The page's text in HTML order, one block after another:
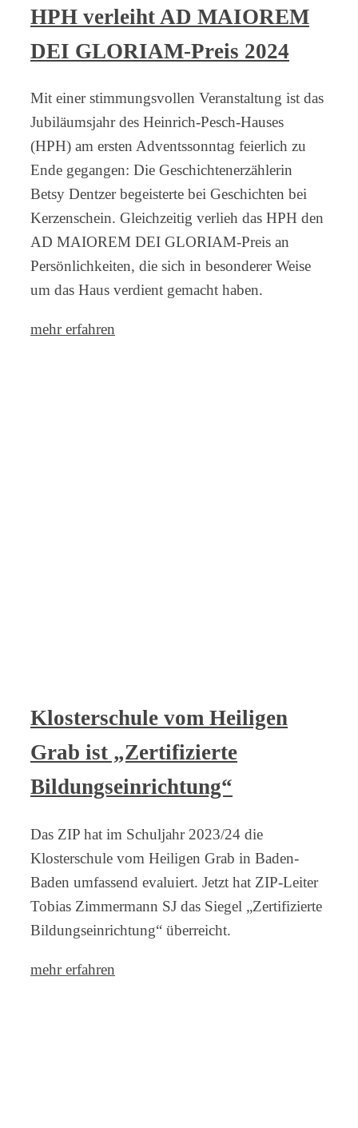
HPH verleiht AD MAIOREM
DEI GLORIAM-Preis 2024
Mit einer stimmungsvollen Veranstaltung ist das
Jubiläumsjahr des Heinrich-Pesch-Hauses
(HPH) am ersten Adventssonntag feierlich zu
Ende gegangen: Die Geschichtenerzählerin
Betsy Dentzer begeisterte bei Geschichten bei
Kerzenschein. Gleichzeitig verlieh das HPH den
AD MAIOREM DEI GLORIAM-Preis an
Persönlichkeiten, die sich in besonderer Weise
um das Haus verdient gemacht haben.
mehr erfahren
Klosterschule vom Heiligen
Grab ist „Zertifizierte
Bildungseinrichtung“
Das ZIP hat im Schuljahr 2023/24 die
Klosterschule vom Heiligen Grab in Baden-
Baden umfassend evaluiert. Jetzt hat ZIP-Leiter
Tobias Zimmermann SJ das Siegel „Zertifizierte
Bildungseinrichtung“ überreicht.
mehr erfahren